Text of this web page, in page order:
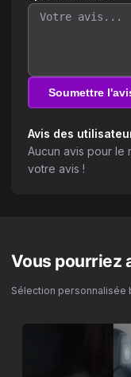
Soumettre
Avis des
Aucun avis pour le
votre avis !
Vous pourriez
Sélection